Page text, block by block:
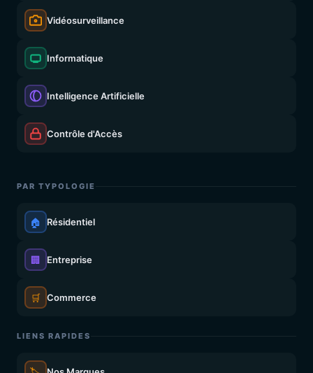
Vidéosurveillance
Informatique
Intelligence Artificielle
Contrôle d'Accès
PAR TYPOLOGIE
🏠 Résidentiel
🏢 Entreprise
🛒 Commerce
LIENS RAPIDES